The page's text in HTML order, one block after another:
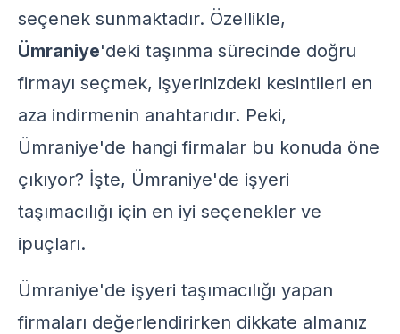
seçenek sunmaktadır. Özellikle,
Ümraniye'deki taşınma sürecinde doğru
firmayı seçmek, işyerinizdeki kesintileri en
aza indirmenin anahtarıdır. Peki,
Ümraniye'de hangi firmalar bu konuda öne
çıkıyor? İşte, Ümraniye'de işyeri
taşımacılığı için en iyi seçenekler ve
ipuçları.
Ümraniye'de işyeri taşımacılığı yapan
firmaları değerlendirirken dikkate almanız